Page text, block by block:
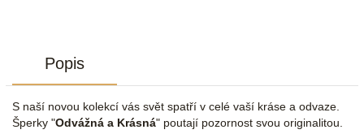
Popis
S naší novou kolekcí vás svět spatří v celé vaší kráse a odvaze.
Šperky "Odvážná a Krásná" poutají pozornost svou originalitou.